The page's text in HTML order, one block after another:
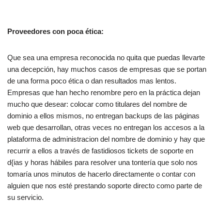
Proveedores con poca ética:
Que sea una empresa reconocida no quita que puedas llevarte
una decepción, hay muchos casos de empresas que se portan
de una forma poco ética o dan resultados mas lentos.
Empresas que han hecho renombre pero en la práctica dejan
mucho que desear: colocar como titulares del nombre de
dominio a ellos mismos, no entregan backups de las páginas
web que desarrollan, otras veces no entregan los accesos a la
plataforma de administracion del nombre de dominio y hay que
recurrir a ellos a través de fastidiosos tickets de soporte en
d{ias y horas hábiles para resolver una tontería que solo nos
tomaría unos minutos de hacerlo directamente o contar con
alguien que nos esté prestando soporte directo como parte de
su servicio.